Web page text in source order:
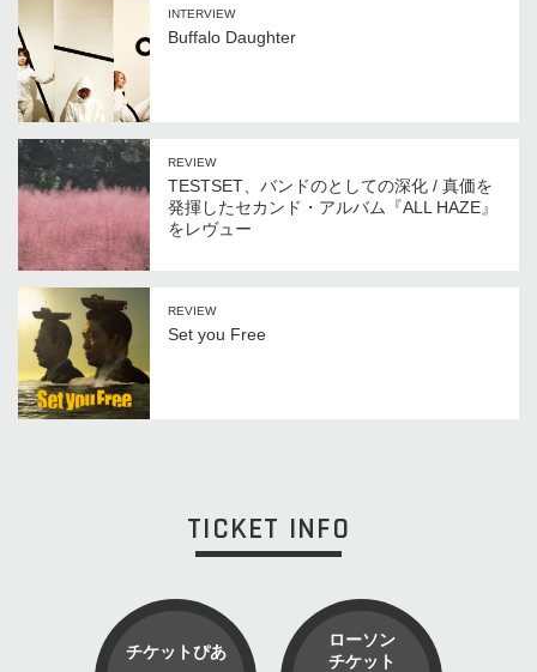
INTERVIEW
Buffalo Daughter
REVIEW
TESTSET、バンドのとしての深化 / 真価を
発揮したセカンド・アルバム『ALL HAZE』
をレヴュー
REVIEW
Set you Free
TICKET INFO
チケットぴあ
ローソン
チケット